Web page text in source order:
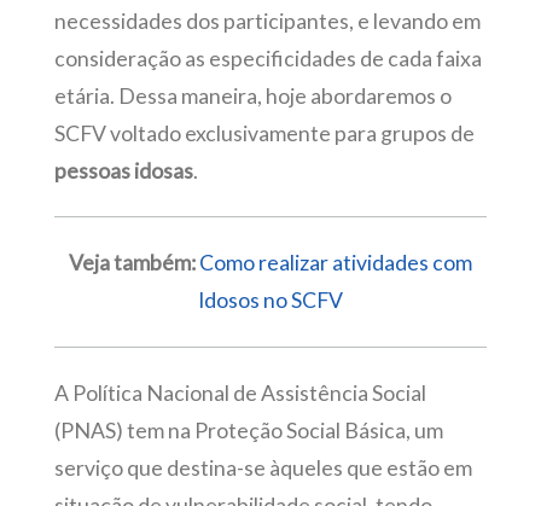
necessidades dos participantes, e levando em
consideração as especificidades de cada faixa
etária. Dessa maneira, hoje abordaremos o
SCFV voltado exclusivamente para grupos de
pessoas idosas.
Veja também:Como realizar atividades com
Idosos no SCFV
A Política Nacional de Assistência Social
(PNAS) tem na Proteção Social Básica, um
serviço que destina-se àqueles que estão em